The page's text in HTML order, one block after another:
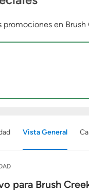
promociones en
Vista General
para Brush